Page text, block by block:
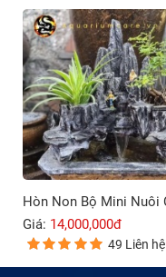
Giá: 14,000,000đ
49 Liên hệ